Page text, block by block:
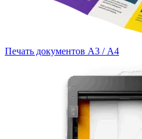
Печать документов А3 / А4